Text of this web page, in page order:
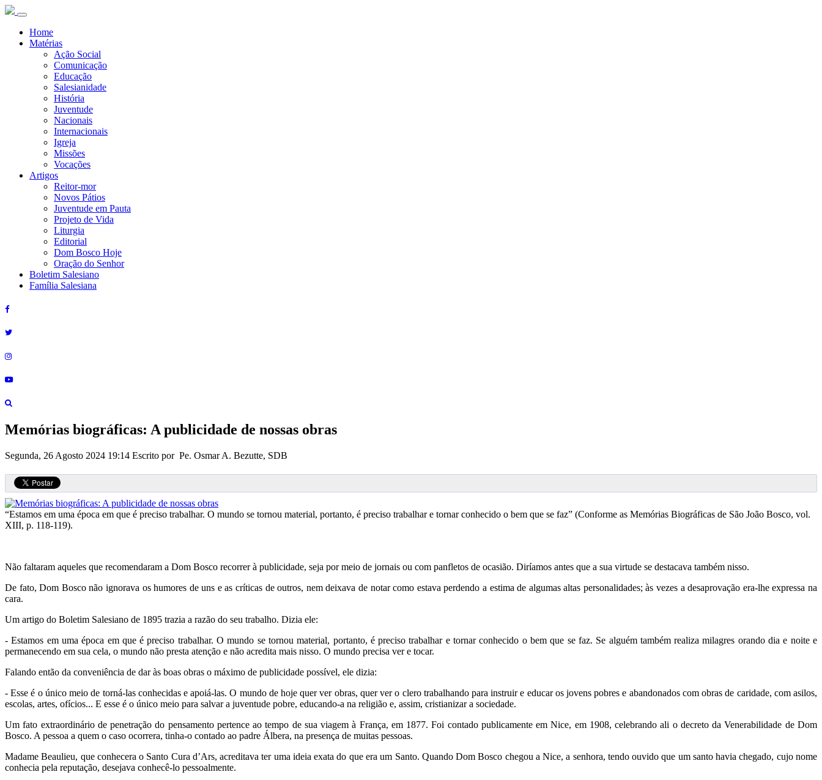
Home
Matérias
Ação Social
Comunicação
Educação
Salesianidade
História
Juventude
Nacionais
Internacionais
Igreja
Missões
Vocações
Artigos
Reitor-mor
Novos Pátios
Juventude em Pauta
Projeto de Vida
Liturgia
Editorial
Dom Bosco Hoje
Oração do Senhor
Boletim Salesiano
Família Salesiana
Memórias biográficas: A publicidade de nossas obras
Segunda, 26 Agosto 2024 19:14 Escrito por Pe. Osmar A. Bezutte, SDB
“Estamos em uma época em que é preciso trabalhar. O mundo se tornou material, portanto, é preciso trabalhar e tornar conhecido o bem que se faz” (Conforme as Memórias Biográficas de São João Bosco, vol.
XIII, p. 118-119).
Não faltaram aqueles que recomendaram a Dom Bosco recorrer à publicidade, seja por meio de jornais ou com panfletos de ocasião. Diríamos antes que a sua virtude se destacava também nisso.
De fato, Dom Bosco não ignorava os humores de uns e as críticas de outros, nem deixava de notar como estava perdendo a estima de algumas altas personalidades; às vezes a desaprovação era-lhe expressa na
cara.
Um artigo do Boletim Salesiano de 1895 trazia a razão do seu trabalho. Dizia ele:
- Estamos em uma época em que é preciso trabalhar. O mundo se tornou material, portanto, é preciso trabalhar e tornar conhecido o bem que se faz. Se alguém também realiza milagres orando dia e noite e
permanecendo em sua cela, o mundo não presta atenção e não acredita mais nisso. O mundo precisa ver e tocar.
Falando então da conveniência de dar às boas obras o máximo de publicidade possível, ele dizia:
- Esse é o único meio de torná-las conhecidas e apoiá-las. O mundo de hoje quer ver obras, quer ver o clero trabalhando para instruir e educar os jovens pobres e abandonados com obras de caridade, com asilos,
escolas, artes, ofícios... E esse é o único meio para salvar a juventude pobre, educando-a na religião e, assim, cristianizar a sociedade.
Um fato extraordinário de penetração do pensamento pertence ao tempo de sua viagem à França, em 1877. Foi contado publicamente em Nice, em 1908, celebrando ali o decreto da Venerabilidade de Dom
Bosco. A pessoa a quem o caso ocorrera, tinha-o contado ao padre Álbera, na presença de muitas pessoas.
Madame Beaulieu, que conhecera o Santo Cura d’Ars, acreditava ter uma ideia exata do que era um Santo. Quando Dom Bosco chegou a Nice, a senhora, tendo ouvido que um santo havia chegado, cujo nome
conhecia pela reputação, desejava conhecê-lo pessoalmente.